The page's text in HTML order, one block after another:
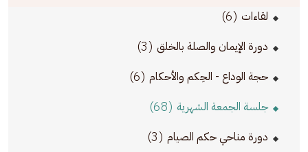
لقاءات (6)
دورة الإيمان والصلة بالخلق (3)
حجة الوداع - الحِكم والأحكام (6)
جلسة الجمعة الشهرية (68)
دورة مناحي حكم الصيام (3)